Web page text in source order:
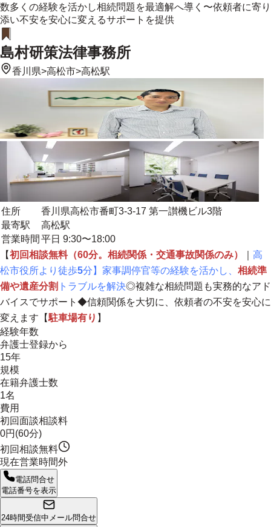
数多くの経験を活かし相続問題を最適解へ導く〜依頼者に寄り
添い不安を安心に変えるサポートを提供
島村研策法律事務所
香川県>高松市>高松駅
住所
香川県高松市番町3-3-17 第一讃機ビル3階
最寄駅
高松駅
営業時間 平日 9:30〜18:00
【初回相談無料（60分。相続関係・交通事故関係のみ）
高
松市役所より徒歩5分】家事調停官等の経験を活かし、 相続準
備や遺産分割 トラブルを解決◎複雑な相続問題も実務的なアド
バイスでサポート◆信頼関係を大切に、依頼者の不安を安心に
変えます 【駐車場有り 】
経験年数
弁護士登録から
15年
規模
在籍弁護士数
1名
費用
初回面談相談料
0円(60分)
初回相談無料
現在営業時間外
電話問合せ
電話番号を表示
24時間受信中 メール問合せ